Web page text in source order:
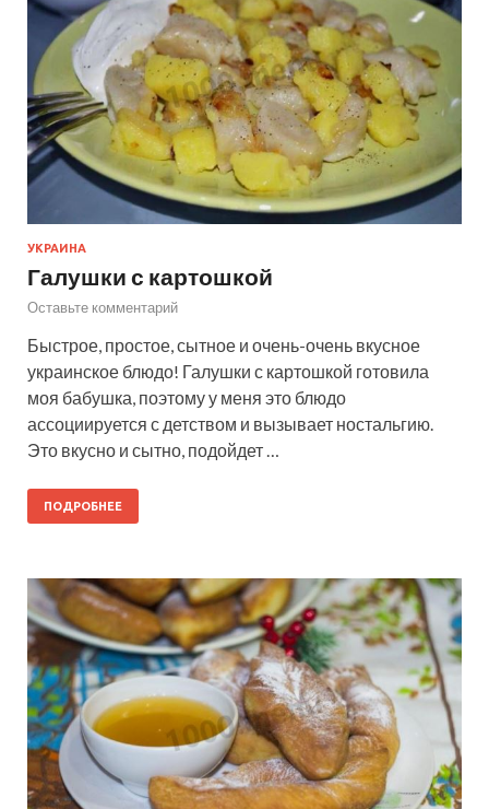
УКРАИНА
Галушки с картошкой
Оставьте комментарий
Быстрое, простое, сытное и очень-очень вкусное
украинское блюдо! Галушки с картошкой готовила
моя бабушка, поэтому у меня это блюдо
ассоциируется с детством и вызывает ностальгию.
Это вкусно и сытно, подойдет …
ПОДРОБНЕЕ